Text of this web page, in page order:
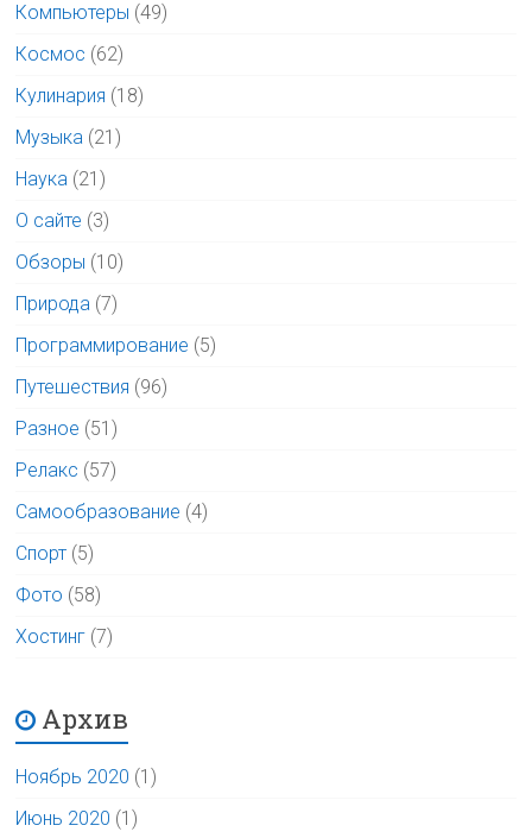
Компьютеры (49)
Космос (62)
Кулинария (18)
Музыка (21)
Наука (21)
О сайте (3)
Обзоры (10)
Природа (7)
Программирование (5)
Путешествия (96)
Разное (51)
Релакс (57)
Самообразование (4)
Спорт (5)
Фото (58)
Хостинг (7)
Архив
Ноябрь 2020 (1)
Июнь 2020 (1)